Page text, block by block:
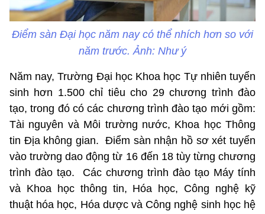
Điểm sàn Đại học năm nay có thể nhích hơn so với
năm trước. Ảnh: Như ý
Năm nay, Trường Đại học Khoa học Tự nhiên tuyển
sinh hơn 1.500 chỉ tiêu cho 29 chương trình đào
tạo, trong đó có các chương trình đào tạo mới gồm:
Tài nguyên và Môi trường nước, Khoa học Thông
tin Địa không gian. Điểm sàn nhận hồ sơ xét tuyển
vào trường dao động từ 16 đến 18 tùy từng chương
trình đào tạo. Các chương trình đào tạo Máy tính
và Khoa học thông tin, Hóa học, Công nghệ kỹ
thuật hóa học, Hóa dược và Công nghệ sinh học hệ